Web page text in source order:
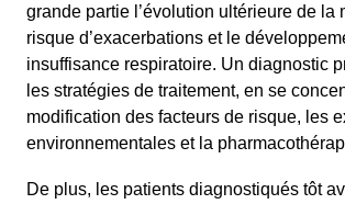
grande partie l’évolution ultérieure de la
risque d’exacerbations et le
insuffisance respiratoire. Un diagnostic
les stratégies de traitement, en se
modification des facteurs de risque, les
environnementales et la
De plus, les patients diagnostiqués tôt